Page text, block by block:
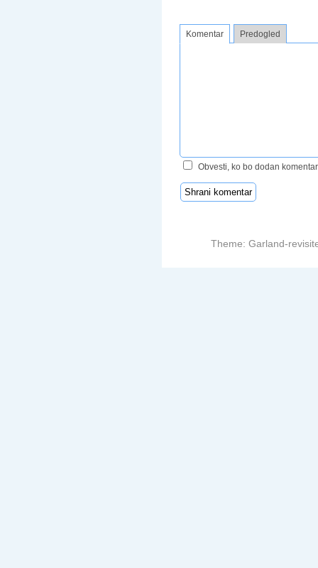
Komentar Predogled
Obvesti, ko bo dodan komentar
Theme: Garland-